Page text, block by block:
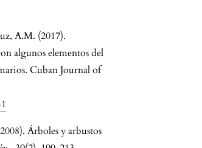
A.M. (2017).
algunos elementos del
Cuban Journal of
Árboles y arbustos